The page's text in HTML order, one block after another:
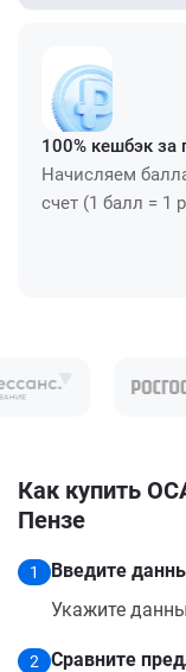
100% кешбэк за
Начисляем
счет (1 балл = 1
Как купить
Пензе
1
Введите
Укажите
2
Сравните